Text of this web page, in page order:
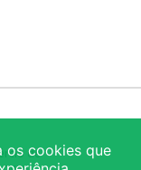
de
os cookies que